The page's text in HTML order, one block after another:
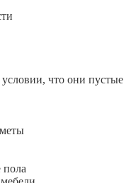
что они пустые
пола